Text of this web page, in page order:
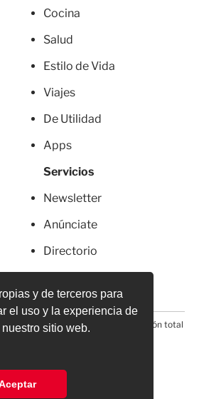
y de terceros para
el uso y la experiencia de
sitio web.
Cocina
Salud
Estilo de Vida
Viajes
De Utilidad
Apps
Servicios
Newsletter
Anúnciate
Directorio
reservados. Prohibida la reproducción total
cualquier medio electrónico*